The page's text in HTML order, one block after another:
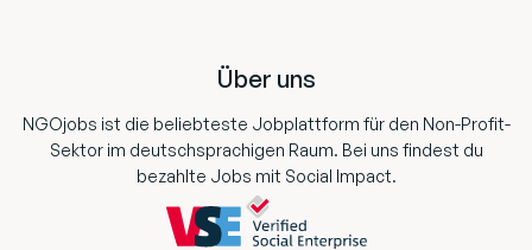
Über uns
NGOjobs ist die beliebteste Jobplattform für den Non-Profit-
Sektor im deutschsprachigen Raum. Bei uns findest du
bezahlte Jobs mit Social Impact.